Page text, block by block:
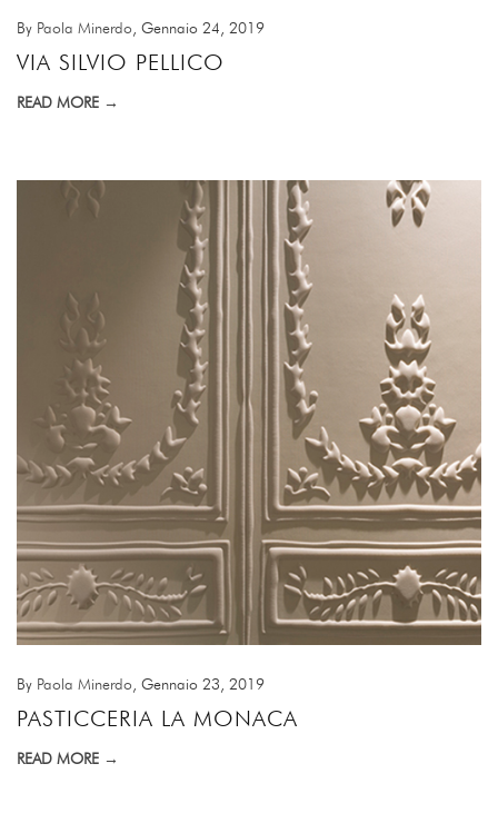
By Paola Minerdo , Gennaio 24, 2019
VIA SILVIO PELLICO
READ MORE →
By Paola Minerdo , Gennaio 23, 2019
PASTICCERIA LA MONACA
READ MORE →